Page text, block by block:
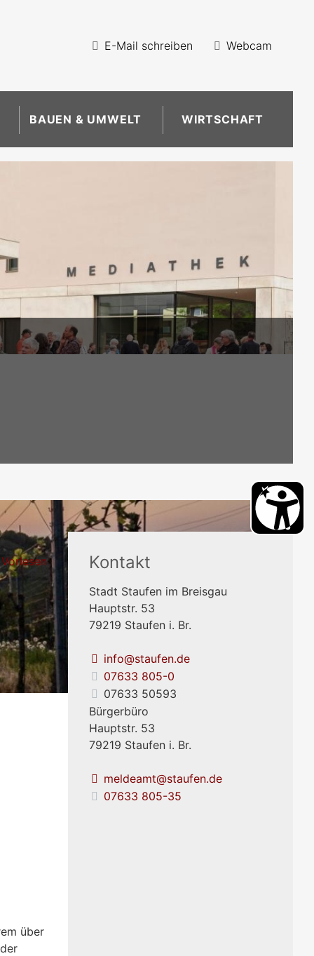
E-Mail schreiben Webcam
BAUEN & UMWELT WIRTSCHAFT
Vorlesen
über
Kontakt
Stadt Staufen im Breisgau
Hauptstr. 53
79219 Staufen i. Br.
info@staufen.de
07633 805-0
07633 50593
Bürgerbüro
Hauptstr. 53
79219 Staufen i. Br.
meldeamt@staufen.de
07633 805-35